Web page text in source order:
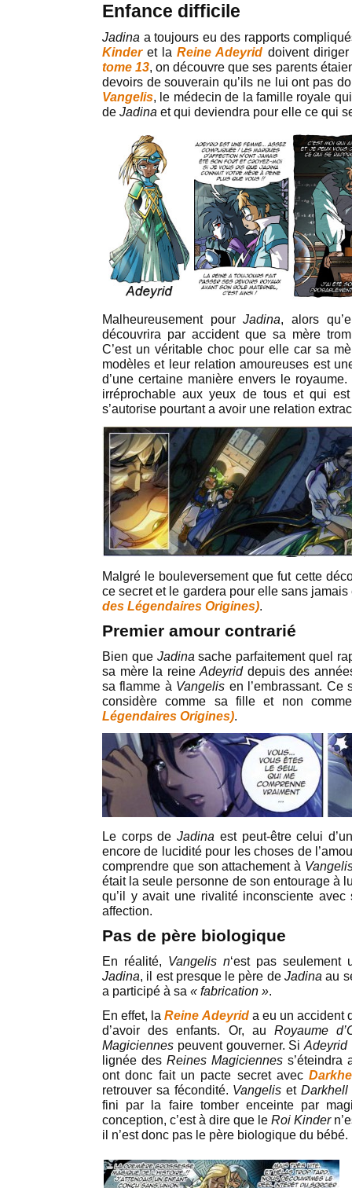
Enfance difficile
Jadina a toujours eu des rapports
Kinderet laReine Adeyrid doivent
tome 13, on découvre que ses parents
devoirs de souverain qu’ils ne lui ont pas
Vangelis, le médecin de la famille royale
de Jadina et qui deviendra pour elle ce qui
Malheureusement pourJadina, alors
découvrira par accident que sa mère
C’est un véritable choc pour elle car sa
modèles et leur relation amoureuses est
d’une certaine manière envers le
irréprochable aux yeux de tous et qui
s’autorise pourtant a avoir une relation
Malgré le bouleversement que fut cette
ce secret et le gardera pour elle sans
des Légendaires Origines).
Premier amour contrarié
Bien que Jadina sache parfaitement quel
sa mère la reine Adeyriddepuis des
sa flamme à Vangelis en l’embrassant.
considère comme sa fille et non
Légendaires Origines).
Le corps deJadina est peut-être celui
encore de lucidité pour les choses de
comprendre que son attachement à
était la seule personne de son entourage à
qu’il y avait une rivalité inconsciente
affection.
Pas de père biologique
En réalité, Vangelis n‘est pas seulement
Jadina, il est presque le père de Jadinaau
a participé à sa « fabrication ».
En effet, laReine Adeyrida eu un accident
d’avoir des enfants. Or, auRoyaume
Magiciennes peuvent gouverner. SiAdeyrid
lignée desReines Magiciennes s’éteindra
ont donc fait un pacte secret avec
retrouver sa fécondité. VangelisetDarkhell
fini par la faire tomber enceinte par
conception, c’est à dire que le Roi Kinder
il n’est donc pas le père biologique du bébé.